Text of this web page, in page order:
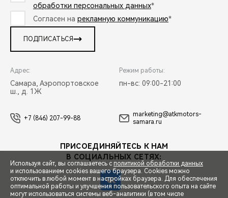
обработки персональных данных*
Согласен на рекламную коммуникацию*
ПОДПИСАТЬСЯ
Адрес:
Самара, Аэропортовское
ш., д. 1Ж
Режим работы:
пн-вс: 09:00-21:00
+7 (846) 207-99-88
marketing@atkmotors-
samara.ru
ПРИСОЕДИНЯЙТЕСЬ К НАМ
В СОЦИАЛЬНЫХ СЕТЯХ:
Используя сайт, вы соглашаетесь с политикой обработки данных
и использованием cookies вашего браузера. Cookies можно
отключить в любой момент в настройках браузера. Для обеспечения
оптимальной работы и улучшения пользовательского опыта на сайте
могут использоваться системы веб-аналитики (в том числе